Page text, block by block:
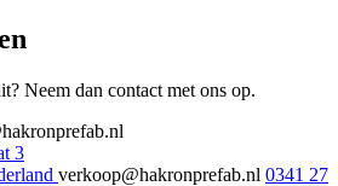
Neem dan contact met ons op.
3
verkoop@hakronprefab.nl 0341 27